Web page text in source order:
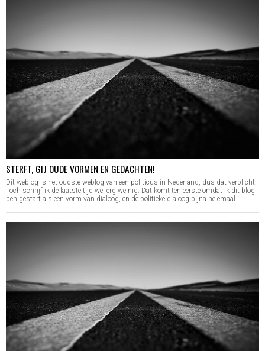
STERFT, GIJ OUDE VORMEN EN GEDACHTEN!
Dit weblog is het oudste weblog van een politicus in Nederland, dus dat verplicht.
Toch schrijf ik de laatste tijd wel erg weinig. Dat komt ten eerste omdat ik dit blog
ben gestart als een vorm van dialoog, en de politieke dialoog bijna helemaal…